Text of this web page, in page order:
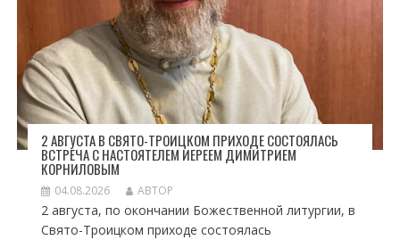
2 АВГУСТА В СВЯТО-ТРОИЦКОМ ПРИХОДЕ СОСТОЯЛАСЬ
ВСТРЕЧА С НАСТОЯТЕЛЕМ ИЕРЕЕМ ДИМИТРИЕМ
КОРНИЛОВЫМ
04.08.2026 АВТОР
2 августа, по окончании Божественной литургии, в
Свято-Троицком приходе состоялась